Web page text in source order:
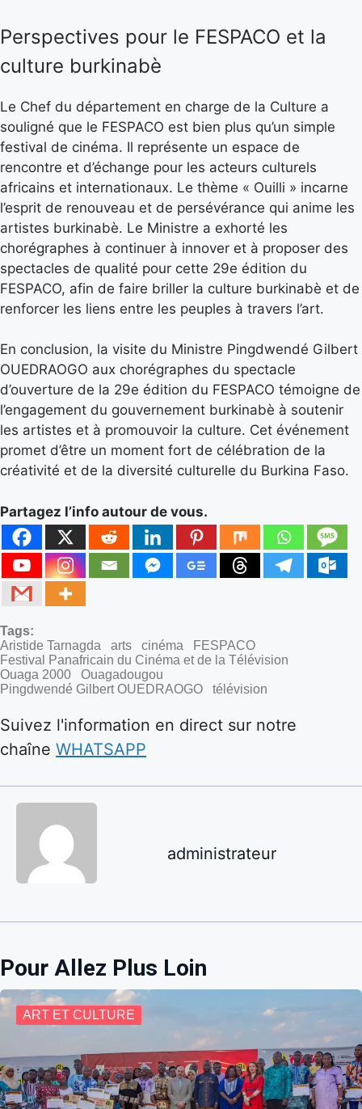
Perspectives pour le FESPACO et la
culture burkinabè
Le Chef du département en charge de la Culture a
souligné que le FESPACO est bien plus qu’un simple
festival de cinéma. Il représente un espace de
rencontre et d’échange pour les acteurs culturels
africains et internationaux. Le thème « Ouilli » incarne
l’esprit de renouveau et de persévérance qui anime les
artistes burkinabè. Le Ministre a exhorté les
chorégraphes à continuer à innover et à proposer des
spectacles de qualité pour cette 29e édition du
FESPACO, afin de faire briller la culture burkinabè et de
renforcer les liens entre les peuples à travers l’art.
En conclusion, la visite du Ministre Pingdwendé Gilbert
OUEDRAOGO aux chorégraphes du spectacle
d’ouverture de la 29e édition du FESPACO témoigne de
l’engagement du gouvernement burkinabè à soutenir
les artistes et à promouvoir la culture. Cet événement
promet d’être un moment fort de célébration de la
créativité et de la diversité culturelle du Burkina Faso.
Partagez l’info autour de vous.
Tags:
Aristide Tarnagda
arts cinéma
FESPACO
Festival Panafricain du Cinéma et de la Télévision
Ouaga 2000
Ouagadougou
Pingdwendé Gilbert OUEDRAOGO
télévision
Suivez l'information en direct sur notre
chaîne WHATSAPP
administrateur
Pour Allez Plus Loin
ART ET CULTURE